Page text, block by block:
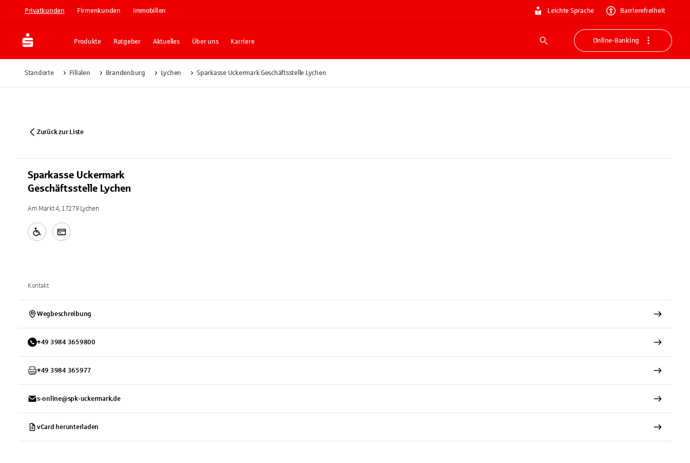
Privatkunden Firmenkunden Immobilien Leichte Sprache Barrierefreiheit
Produkte Ratgeber Aktuelles Über uns Karriere
Suche
Online-Banking
Standorte Filialen Brandenburg Lychen Sparkasse Uckermark Geschäftsstelle Lychen
Zurück zur Liste
Sparkasse Uckermark
Geschäftsstelle Lychen
Am Markt 4, 17279 Lychen
Kontakt
Wegbeschreibung
+49 3984 3659800
+49 3984 365977
s-online@spk-uckermark.de
vCard herunterladen